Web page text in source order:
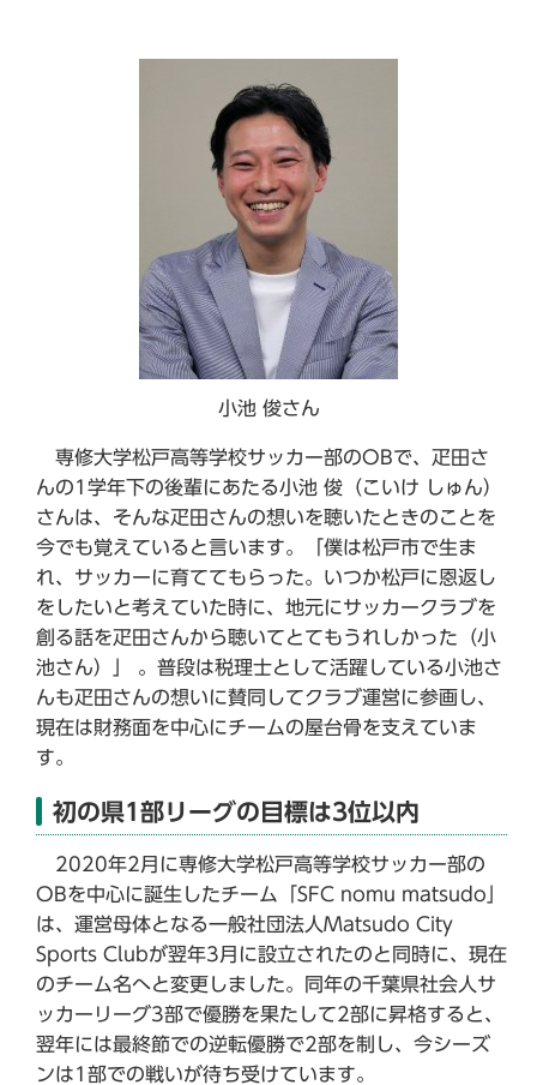
小池 俊さん
専修大学松戸高等学校サッカー部のOBで、疋田さ
んの1学年下の後輩にあたる小池 俊（こいけ しゅん）
さんは、そんな疋田さんの想いを聴いたときのことを
今でも覚えていると言います。「僕は松戸市で生ま
れ、サッカーに育ててもらった。いつか松戸に恩返し
をしたいと考えていた時に、地元にサッカークラブを
創る話を疋田さんから聴いてとてもうれしかった（小
池さん）」 。普段は税理士として活躍している小池さ
んも疋田さんの想いに賛同してクラブ運営に参画し、
現在は財務面を中心にチームの屋台骨を支えていま
す。
初の県1部リーグの目標は3位以内
2020年2月に専修大学松戸高等学校サッカー部の
OBを中心に誕生したチーム「SFC nomu matsudo」
は、運営母体となる一般社団法人Matsudo City
Sports Clubが翌年3月に設立されたのと同時に、現在
のチーム名へと変更しました。同年の千葉県社会人サ
ッカーリーグ3部で優勝を果たして2部に昇格すると、
翌年には最終節での逆転優勝で2部を制し、今シーズ
ンは1部での戦いが待ち受けています。